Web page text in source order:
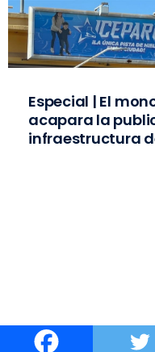
Especial | El
acapara la
infraestructura